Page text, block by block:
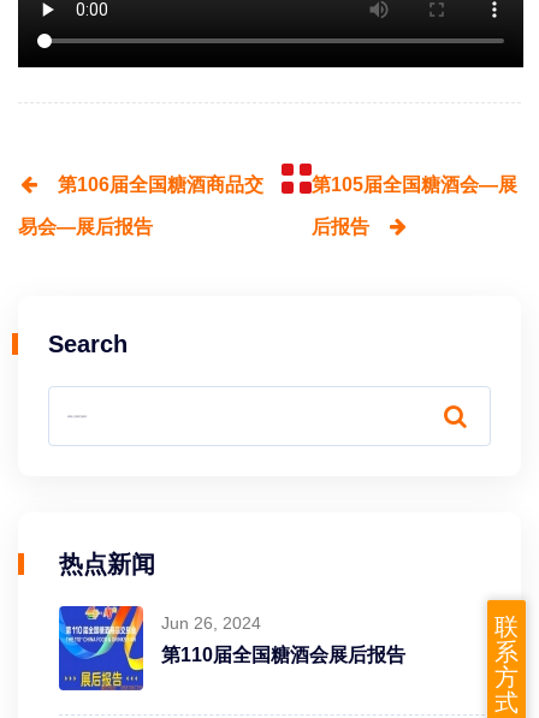
第106届全国糖酒商品交
易会—展后报告
第105届全国糖酒会—展
后报告
Search
热点新闻
Jun 26, 2024
第110届全国糖酒会展后报告
联
系
方
式